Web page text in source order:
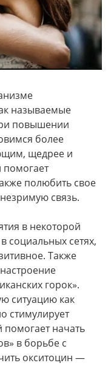
называемые
повышении
более
щедрее и
полюбить свое
связь.
в некоторой
социальных сетях,
Также
горок».
ситуацию как
стимулирует
помогает начать
в борьбе с
окситоцин —